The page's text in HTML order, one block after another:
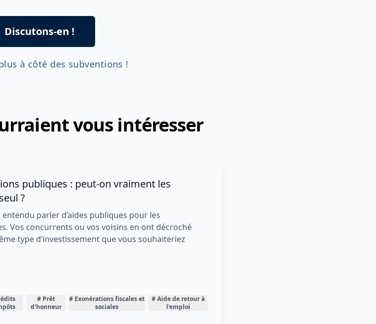
dans
Exemple : Salons export, certif. CE, adaptation produit
à côté des subventions !
vous intéresser
publiques : peut-on vraiment les
entendu parler d’aides publiques pour les
Vos concurrents ou vos voisins en ont
pour le même type d’investissement que vous